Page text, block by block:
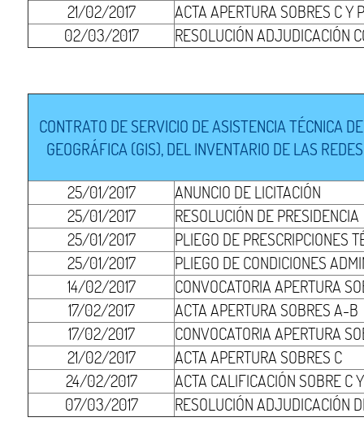
21/02/2017
ACTA APERTURA SOBRES C Y
02/03/2017
RESOLUCIÓN ADJUDICACIÓN
CONTRATO DE SERVICIO DE ASISTENCIA TÉCNICA
GEOGRÁFICA (GIS), DEL INVENTARIO DE LAS
25/01/2017
ANUNCIO DE LICITACIÓN
25/01/2017
RESOLUCIÓN DE PRESIDENCIA
25/01/2017
PLIEGO DE PRESCRIPCIONES
25/01/2017
PLIEGO DE CONDICIONES
14/02/2017
CONVOCATORIA APERTURA
17/02/2017
ACTA APERTURA SOBRES A-B
17/02/2017
CONVOCATORIA APERTURA
21/02/2017
ACTA APERTURA SOBRES C
24/02/2017
ACTA CALIFICACIÓN SOBRE C
07/03/2017
RESOLUCIÓN ADJUDICACIÓN